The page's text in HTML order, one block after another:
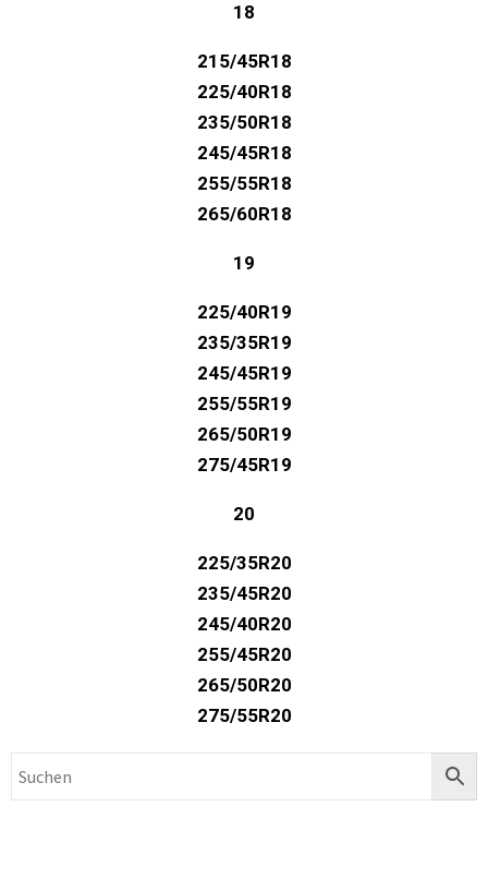
18
215/45R18
225/40R18
235/50R18
245/45R18
255/55R18
265/60R18
19
225/40R19
235/35R19
245/45R19
255/55R19
265/50R19
275/45R19
20
225/35R20
235/45R20
245/40R20
255/45R20
265/50R20
275/55R20